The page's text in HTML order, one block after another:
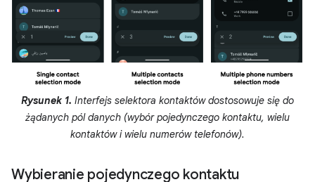
Rysunek 1. Interfejs selektora kontaktów dostosowuje się do
żądanych pól danych (wybór pojedynczego kontaktu, wielu
kontaktów i wielu numerów telefonów).
Wybieranie pojedynczego kontaktu